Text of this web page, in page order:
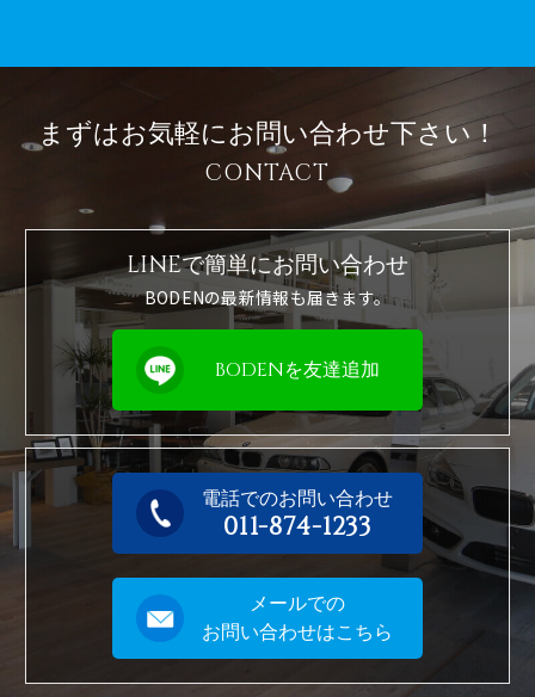
まずはお気軽にお問い合わせ下さい！
CONTACT
LINEで簡単にお問い合わせ
BODENの最新情報も届きます。
BODENを友達追加
電話でのお問い合わせ
011-874-1233
メールでの
お問い合わせはこちら